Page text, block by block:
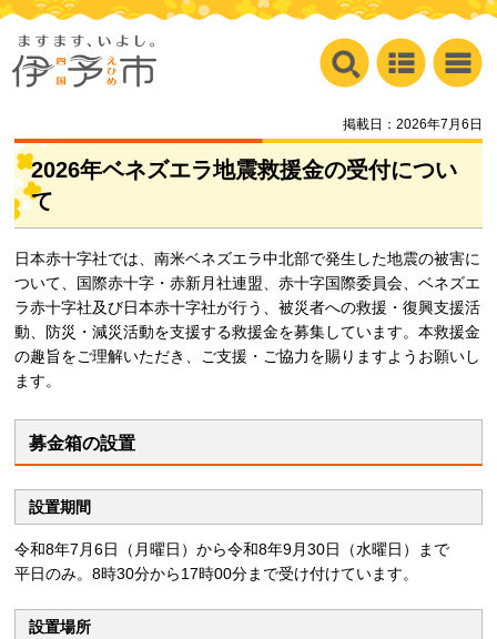
掲載日：2026年7月6日
2026年ベネズエラ地震救援金の受付につい
て
日本赤十字社では、南米ベネズエラ中北部で発生した地震の被害に
ついて、国際赤十字・赤新月社連盟、赤十字国際委員会、ベネズエ
ラ赤十字社及び日本赤十字社が行う、被災者への救援・復興支援活
動、防災・減災活動を支援する救援金を募集しています。本救援金
の趣旨をご理解いただき、ご支援・ご協力を賜りますようお願いし
ます。
募金箱の設置
設置期間
令和8年7月6日（月曜日）から令和8年9月30日（水曜日）まで
平日のみ。8時30分から17時00分まで受け付けています。
設置場所